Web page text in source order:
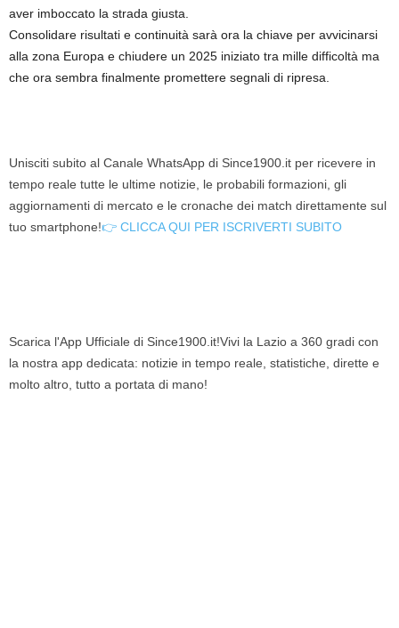
aver imboccato la strada giusta.
Consolidare risultati e continuità sarà ora la chiave per avvicinarsi
alla zona Europa e chiudere un 2025 iniziato tra mille difficoltà ma
che ora sembra finalmente promettere segnali di ripresa.
Unisciti subito al Canale WhatsApp di Since1900.it per ricevere in
tempo reale tutte le ultime notizie, le probabili formazioni, gli
aggiornamenti di mercato e le cronache dei match direttamente sul
tuo smartphone!👉 CLICCA QUI PER ISCRIVERTI SUBITO
Scarica l'App Ufficiale di Since1900.it!Vivi la Lazio a 360 gradi con
la nostra app dedicata: notizie in tempo reale, statistiche, dirette e
molto altro, tutto a portata di mano!